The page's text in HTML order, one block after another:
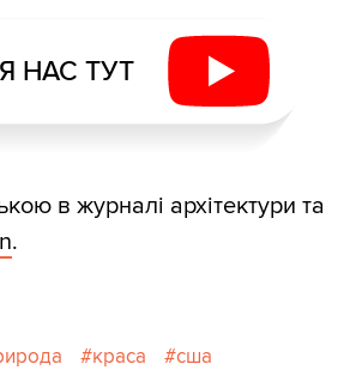
НАС ТУТ
в журналі архітектури та
.
краса сша